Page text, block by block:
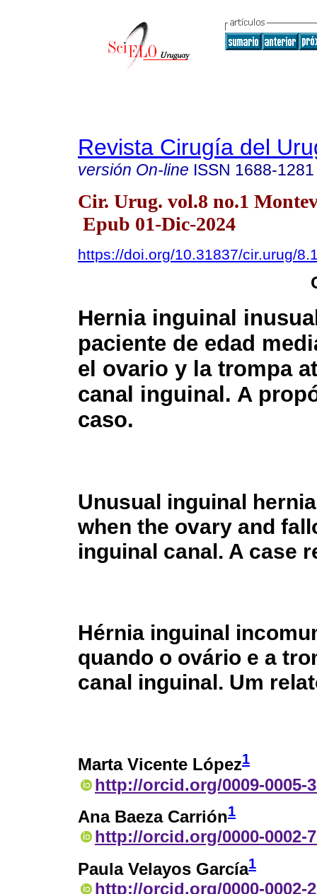
Revista Cirugía del
versión On-line ISSN 1688-1281
Cir. Urug. vol.8 no.1
Epub 01-Dic-2024
https://doi.org/10.31837/cir.urug/
Hernia inguinal
paciente de edad
el ovario y la trompa
canal inguinal. A
caso.
Unusual inguinal
when the ovary and
inguinal canal. A case
Hérnia inguinal
quando o ovário e a
canal inguinal. Um
Marta Vicente López1
http://orcid.org/0009-0005-
Ana Baeza Carrión1
http://orcid.org/0000-0002-
Paula Velayos García1
http://orcid.org/0000-0002-